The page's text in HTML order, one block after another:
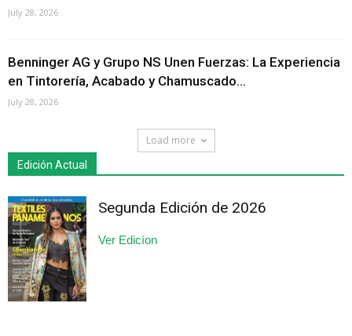
July 28, 2026
Benninger AG y Grupo NS Unen Fuerzas: La Experiencia
en Tintorería, Acabado y Chamuscado...
July 28, 2026
Load more
Edición Actual
Segunda Edición de 2026
Ver Edicíon